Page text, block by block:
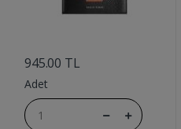
945.00 TL
Adet